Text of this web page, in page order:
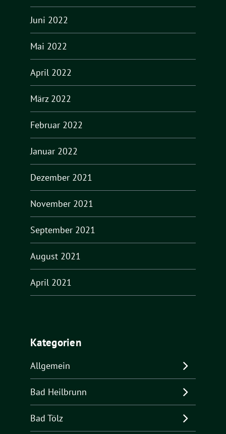
Juni 2022
Mai 2022
April 2022
März 2022
Februar 2022
Januar 2022
Dezember 2021
November 2021
September 2021
August 2021
April 2021
Kategorien
Allgemein
Bad Heilbrunn
Bad Tölz